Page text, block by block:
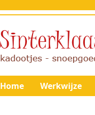
Home Werkwijze